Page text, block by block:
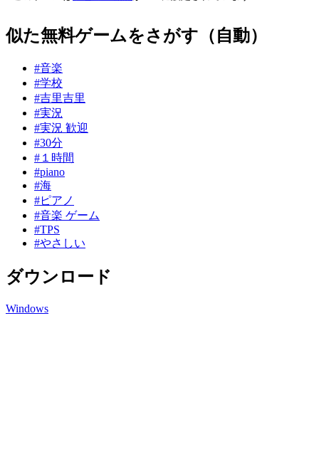
似た無料ゲームをさがす（自動）
#音楽
#学校
#吉里吉里
#実況
#実況 歓迎
#30分
#１時間
#piano
#海
#ピアノ
#音楽 ゲーム
#TPS
#やさしい
ダウンロード
Windows